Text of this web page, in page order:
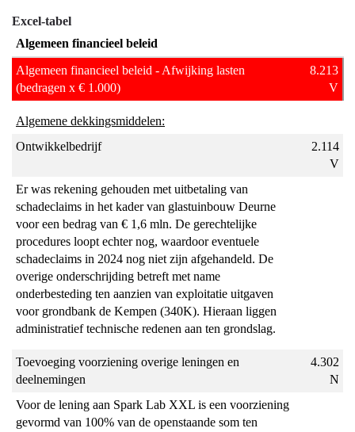
Terug
naar
navigatie
Algemeen
financieel
verschillen
t.o.v.
begroting
Excel-tabel
Algemeen financieel beleid
Algemeen financieel beleid - Afwijking lasten
(bedragen x € 1.000)
8.213
V
Algemene dekkingsmiddelen:
Ontwikkelbedrijf
2.114
V
Er was rekening gehouden met uitbetaling van
schadeclaims in het kader van glastuinbouw Deurne
voor een bedrag van € 1,6 mln. De gerechtelijke
procedures loopt echter nog, waardoor eventuele
schadeclaims in 2024 nog niet zijn afgehandeld. De
overige onderschrijding betreft met name
onderbesteding ten aanzien van exploitatie uitgaven
voor grondbank de Kempen (340K). Hieraan liggen
administratief technische redenen aan ten grondslag.
Toevoeging voorziening overige leningen en
deelnemingen
4.302
N
Voor de lening aan Spark Lab XXL is een voorziening
gevormd van 100% van de openstaande som ten